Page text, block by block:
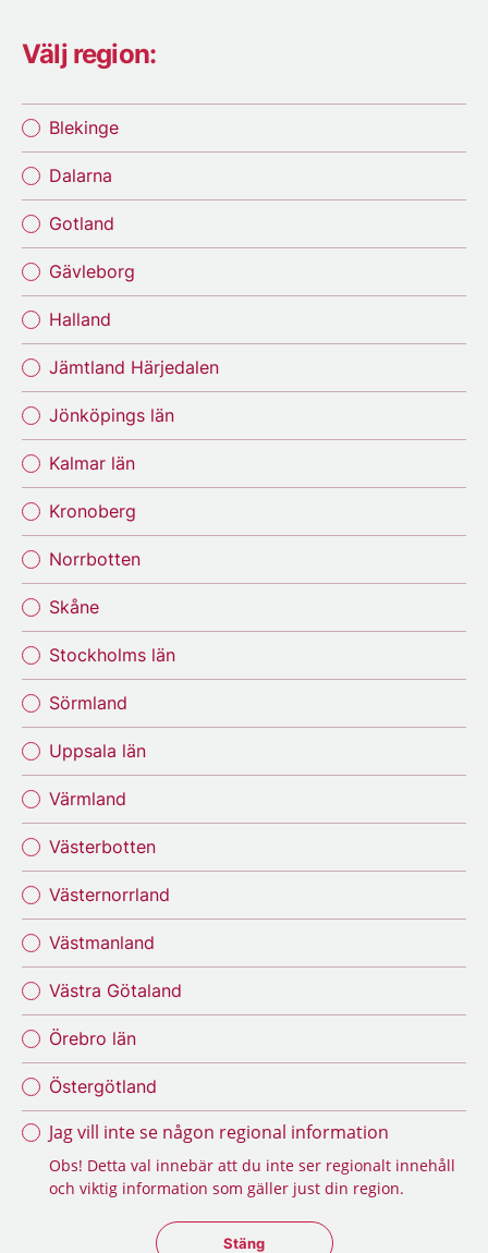
Välj region:
Blekinge
Dalarna
Gotland
Gävleborg
Halland
Jämtland Härjedalen
Jönköpings län
Kalmar län
Kronoberg
Norrbotten
Skåne
Stockholms län
Sörmland
Uppsala län
Värmland
Västerbotten
Västernorrland
Västmanland
Västra Götaland
Örebro län
Östergötland
Jag vill inte se någon regional information
Obs! Detta val innebär att du inte ser regionalt innehåll
och viktig information som gäller just din region.
Stäng regionsväljaren
Stäng